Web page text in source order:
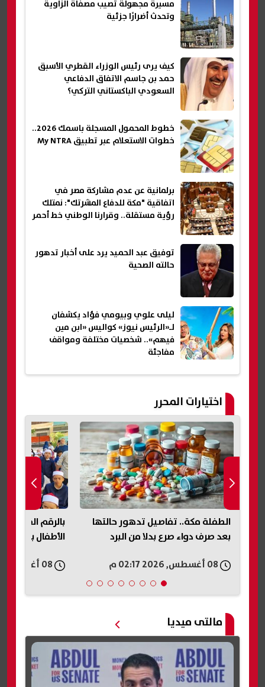
مسيرة مجهولة تصيب مصفاة الزاوية
وتحدث أضرارًا جزئية
كيف يرى رئيس الوزراء القطري الأسبق
حمد بن جاسم الاتفاق الدفاعي
السعودي الباكستاني التركي؟
خطوط المحمول المسجلة باسمك 2026..
خطوات الاستعلام عبر تطبيق My NTRA
برلمانية عن عدم مشاركة مصر في
اتفاقية "مكة للدفاع المشرتك": نمتلك
رؤية مستقلة.. وقرارنا الوطني خط أحمر
توفيق عبد الحميد يرد على أخبار تدهور
حالته الصحية
ليلى علوي وبيومي فؤاد يكشفان
لـ«الرئيس نيوز» كواليس «ابن مين
فيهم».. شخصيات مختلفة ومواقف
مفاجئة
اختيارات المحرر
الطفلة مكة.. تفاصيل تدهور حالتها
بعد صرف دواء صرع بدلا من البرد
بالرقم
الأطفال بالأزهر 2026 واولى ابتدائي
مالتى ميديا